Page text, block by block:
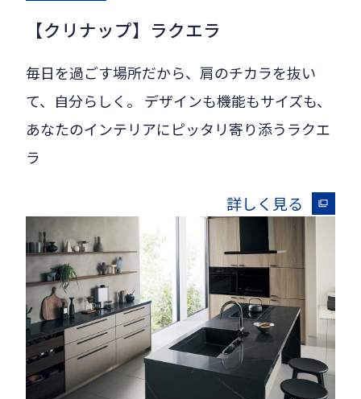
【クリナップ】ラクエラ
毎日を過ごす場所だから、肩のチカラを抜い
て、自分らしく。 デザインも機能もサイズも、
あなたのインテリアにピッタリ寄り添うラクエ
ラ
詳しく見る